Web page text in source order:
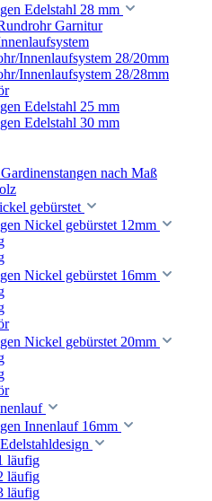
Edelstahl 28 mm
Garnitur
Innenlaufsystem 28/20mm
Innenlaufsystem 28/28mm
Edelstahl 25 mm
Edelstahl 30 mm
nach Maß
gebürstet
Nickel gebürstet 12mm
Nickel gebürstet 16mm
Nickel gebürstet 20mm
Innenlauf 16mm
läufig
läufig
läufig